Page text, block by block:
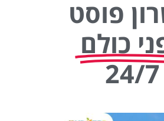
פוסט
כולם
24/7